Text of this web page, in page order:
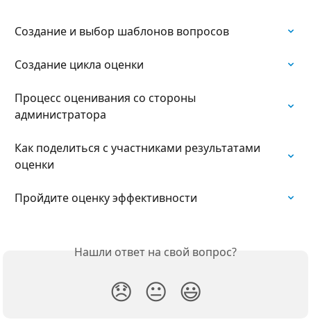
Создание и выбор шаблонов вопросов
Создание цикла оценки
Процесс оценивания со стороны
администратора
Как поделиться с участниками результатами
оценки
Пройдите оценку эффективности
Нашли ответ на свой вопрос?
😞 😐 😃